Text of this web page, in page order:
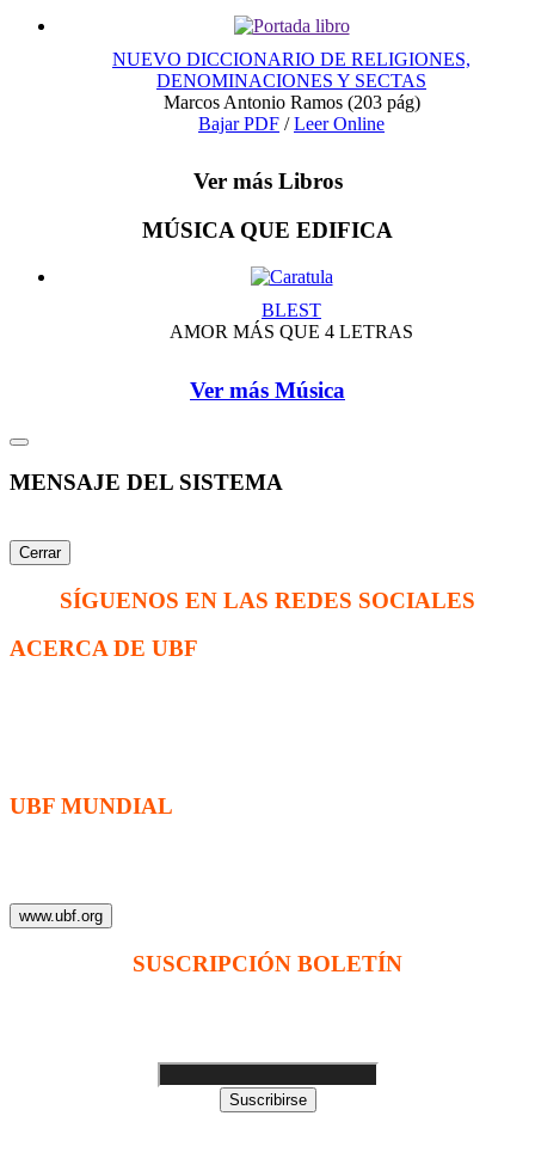
NUEVO DICCIONARIO DE RELIGIONES,
DENOMINACIONES Y SECTAS
Marcos Antonio Ramos (203 pág)
Bajar PDF /Leer Online
Ver más Libros
MÚSICA QUE EDIFICA
BLEST
AMOR MÁS QUE 4 LETRAS
Ver más Música
MENSAJE DEL SISTEMA
Cerrar
SÍGUENOS EN LAS REDES SOCIALES
ACERCA DE UBF
UBF MUNDIAL
www.ubf.org
SUSCRIPCIÓN BOLETÍN
Suscribirse